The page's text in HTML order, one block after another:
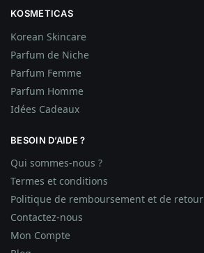
KOSMETICAS
Korean Skincare
Parfum de Niche
Parfum Femme
Parfum Homme
Idées Cadeaux
BESOIN D’AIDE ?
Qui sommes-nous ?
Termes et conditions
Politique de remboursement et de retour
Contactez-nous
Mon Compte